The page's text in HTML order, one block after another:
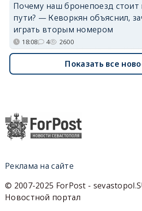
Почему наш бронепоезд стоит
пути? — Кеворкян объяснил,
играть вторым номером
18:08 4 2600
Показать все
Реклама на сайте
© 2007-2025 ForPost -
Новостной портал